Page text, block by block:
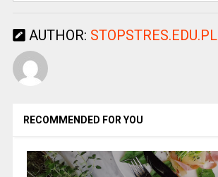
AUTHOR: STOPSTRES.EDU.PL
RECOMMENDED FOR YOU